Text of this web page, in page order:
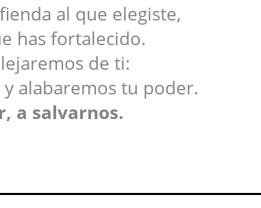
al que elegiste,
has fortalecido.
de ti:
alabaremos tu poder.
a salvarnos.